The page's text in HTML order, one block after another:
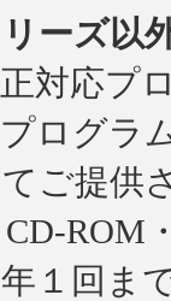
ーズ以
対応プ
ログラ
ご提供
ROM
１回ま